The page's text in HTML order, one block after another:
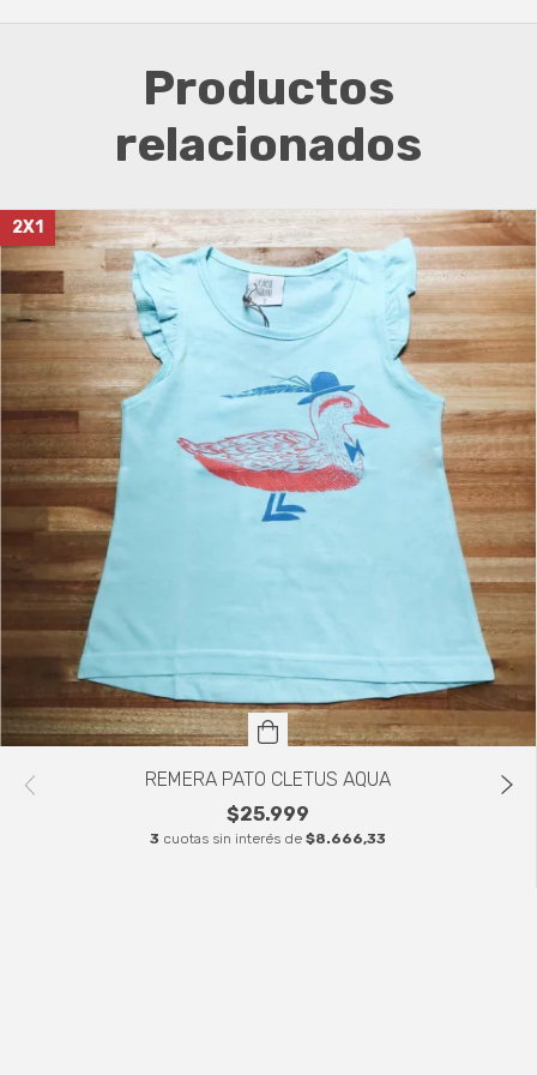
Productos
relacionados
2X1
REMERA PATO CLETUS AQUA
$25.999
3 cuotas sin interés de $8.666,33